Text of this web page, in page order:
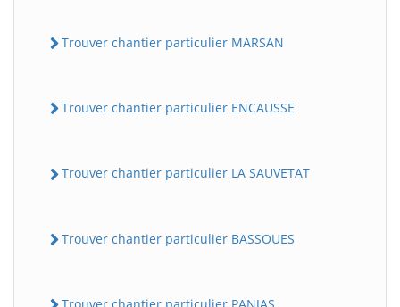
Trouver chantier particulier MARSAN
Trouver chantier particulier ENCAUSSE
Trouver chantier particulier LA SAUVETAT
Trouver chantier particulier BASSOUES